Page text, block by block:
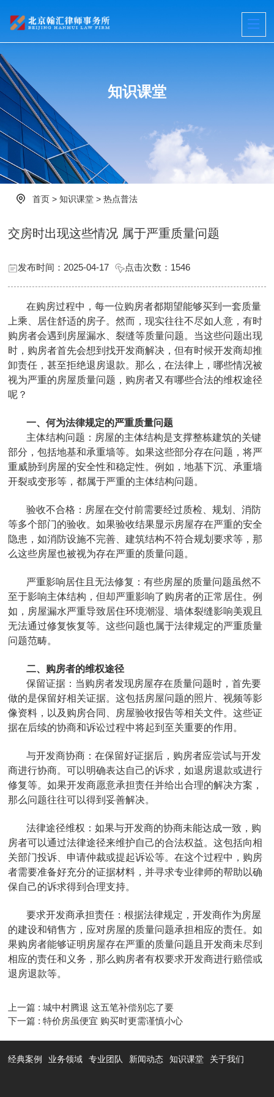
知识课堂
首页 >知识课堂 >热点普法
交房时出现这些情况 属于严重质量问题
发布时间：2025-04-17 点击次数： 1546
在购房过程中，每一位购房者都期望能够买到一套质量
上乘、居住舒适的房子。然而，现实往往不尽如人意，有时
购房者会遇到房屋漏水、裂缝等质量问题。当这些问题出现
时，购房者首先会想到找开发商解决，但有时候开发商却推
卸责任，甚至拒绝退房退款。那么，在法律上，哪些情况被
视为严重的房屋质量问题，购房者又有哪些合法的维权途径
呢？
‌一、何为法律规定的严重质量问题
‌主体结构问题‌：房屋的主体结构是支撑整栋建筑的关键
部分，包括地基和承重墙等。如果这些部分存在问题，将严
重威胁到房屋的安全性和稳定性。例如，地基下沉、承重墙
开裂或变形等，都属于严重的主体结构问题。
‌验收不合格‌：房屋在交付前需要经过质检、规划、消防
等多个部门的验收。如果验收结果显示房屋存在严重的安全
隐患，如消防设施不完善、建筑结构不符合规划要求等，那
么这些房屋也被视为存在严重的质量问题。
‌严重影响居住且无法修复‌：有些房屋的质量问题虽然不
至于影响主体结构，但却严重影响了购房者的正常居住。例
如，房屋漏水严重导致居住环境潮湿、墙体裂缝影响美观且
无法通过修复恢复等。这些问题也属于法律规定的严重质量
问题范畴。
二、购房者的维权途径‌
保留证据‌：当购房者发现房屋存在质量问题时，首先要
做的是保留好相关证据。这包括房屋问题的照片、视频等影
像资料，以及购房合同、房屋验收报告等相关文件。这些证
据在后续的协商和诉讼过程中将起到至关重要的作用。
‌与开发商协商‌：在保留好证据后，购房者应尝试与开发
商进行协商。可以明确表达自己的诉求，如退房退款或进行
修复等。如果开发商愿意承担责任并给出合理的解决方案，
那么问题往往可以得到妥善解决。
‌法律途径维权‌：如果与开发商的协商未能达成一致，购
房者可以通过法律途径来维护自己的合法权益。这包括向相
关部门投诉、申请仲裁或提起诉讼等。在这个过程中，购房
者需要准备好充分的证据材料，并寻求专业律师的帮助以确
保自己的诉求得到合理支持。
‌要求开发商承担责任‌：根据法律规定，开发商作为房屋
的建设和销售方，应对房屋的质量问题承担相应的责任。如
果购房者能够证明房屋存在严重的质量问题且开发商未尽到
相应的责任和义务，那么购房者有权要求开发商进行赔偿或
退房退款等。
上一篇 : 城中村腾退 这五笔补偿别忘了要
下一篇 : 特价房虽便宜 购买时更需谨慎小心
经典案例 业务领域 专业团队 新闻动态 知识课堂 关于我们